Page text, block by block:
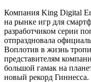
Компания King Digital
на рынке игр для
разработчиком серии
отпраздновала
Воплотив в жизнь
представителям
большой гамак на
новый рекорд Гиннесса.